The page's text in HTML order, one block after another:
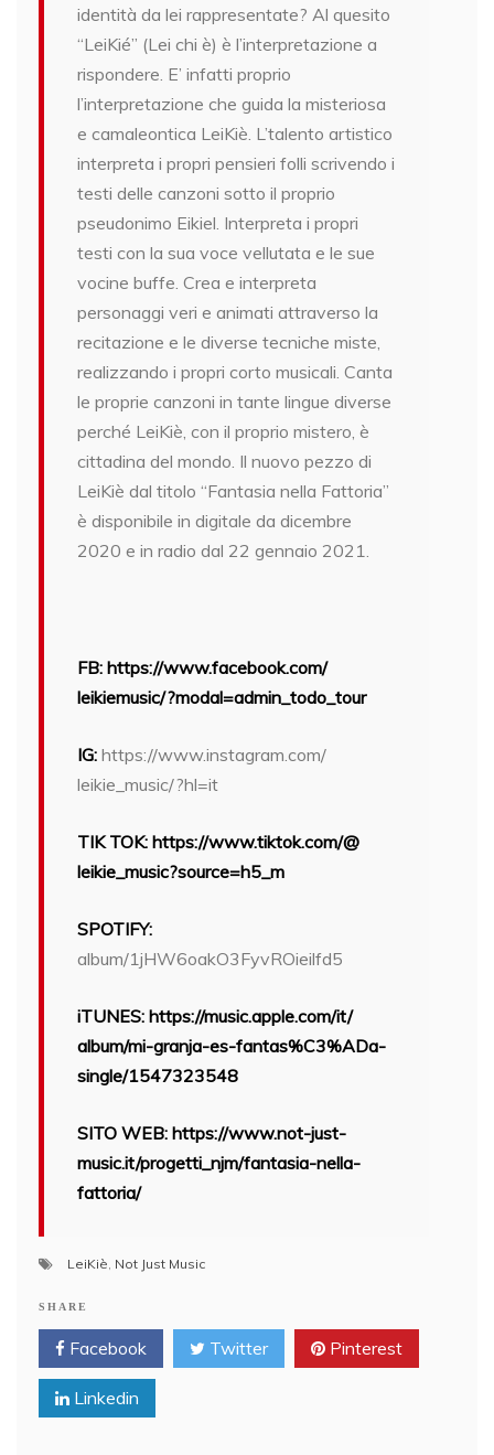
identità da lei rappresentate? Al quesito
“LeiKié” (Lei chi è) è l’interpretazione a
rispondere. E’ infatti proprio
l’interpretazione che guida la misteriosa
e camaleontica LeiKiè. L’talento artistico
interpreta i propri pensieri folli scrivendo i
testi delle canzoni sotto il proprio
pseudonimo Eikiel. Interpreta i propri
testi con la sua voce vellutata e le sue
vocine buffe. Crea e interpreta
personaggi veri e animati attraverso la
recitazione e le diverse tecniche miste,
realizzando i propri corto musicali. Canta
le proprie canzoni in tante lingue diverse
perché LeiKiè, con il proprio mistero, è
cittadina del mondo. Il nuovo pezzo di
LeiKiè dal titolo “Fantasia nella Fattoria”
è disponibile in digitale da dicembre
2020 e in radio dal 22 gennaio 2021.
FB: https://www.facebook.com/
leikiemusic/?modal=admin_todo_tour
IG: https://www.instagram.com/
leikie_music/?hl=it
TIK TOK: https://www.tiktok.com/@
leikie_music?source=h5_m
SPOTIFY:
album/1jHW6oakO3FyvROieilfd5
iTUNES: https://music.apple.com/it/
album/mi-granja-es-fantas%C3%ADa-
single/1547323548
SITO WEB: https://www.not-just-
music.it/progetti_njm/fantasia-nella-
fattoria/
LeiKiè, Not Just Music
SHARE
Facebook Twitter Pinterest
Linkedin